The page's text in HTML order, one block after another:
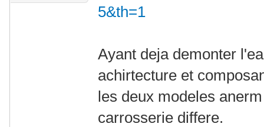
5&th=1
Ayant deja demonter
achirtecture et
les deux modeles
carrosserie differe.